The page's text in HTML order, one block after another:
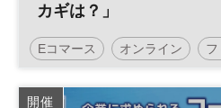
カギは？」
Eコマース オンライン
テクノロジー スタートアッ
開催